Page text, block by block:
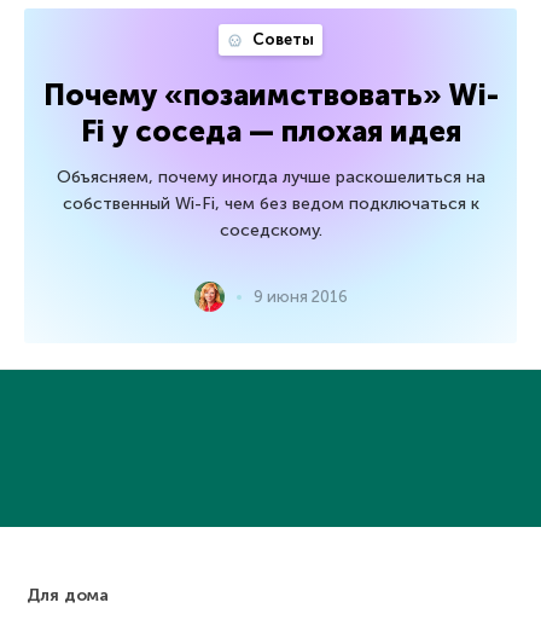
Советы
Почему «позаимствовать» Wi-
Fi у соседа — плохая идея
Объясняем, почему иногда лучше раскошелиться на
собственный Wi-Fi, чем без ведом подключаться к
соседскому.
9 июня 2016
Для дома